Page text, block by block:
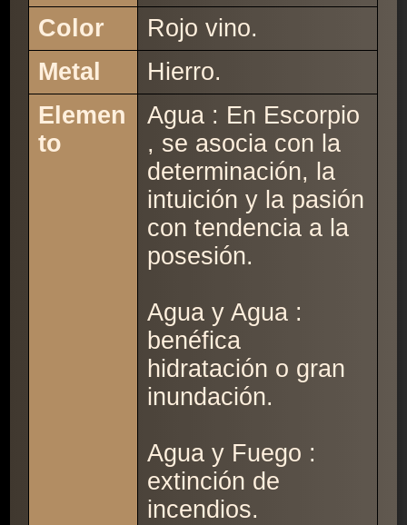
Color
Rojo vino.
Metal
Hierro.
Elemen
to
Agua : En Escorpio
, se asocia con la
determinación, la
intuición y la pasión
con tendencia a la
posesión.
Agua y Agua :
benéfica
hidratación o gran
inundación.
Agua y Fuego :
extinción de
incendios.